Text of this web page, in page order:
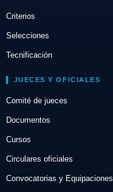
Criterios
Selecciones
Tecnificación
JUECES Y OFICIALES
Comité de jueces
Documentos
Cursos
Circulares oficiales
Convocatorias y Equipaciones